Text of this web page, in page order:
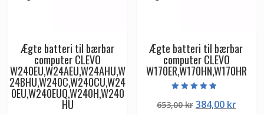
Ægte batteri til bærbar
computer CLEVO
W240EU,W24AEU,W24AHU,W
24BHU,W240C,W240CU,W24
0EU,W240EUQ,W240H,W240
HU
Ægte batteri til bærbar
computer CLEVO
W170ER,W170HN,W170HR
4.50
ud af 5
653,00kr Den
384,00 krDen